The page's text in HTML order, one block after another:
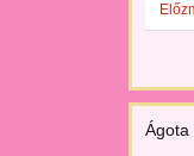
Ágota